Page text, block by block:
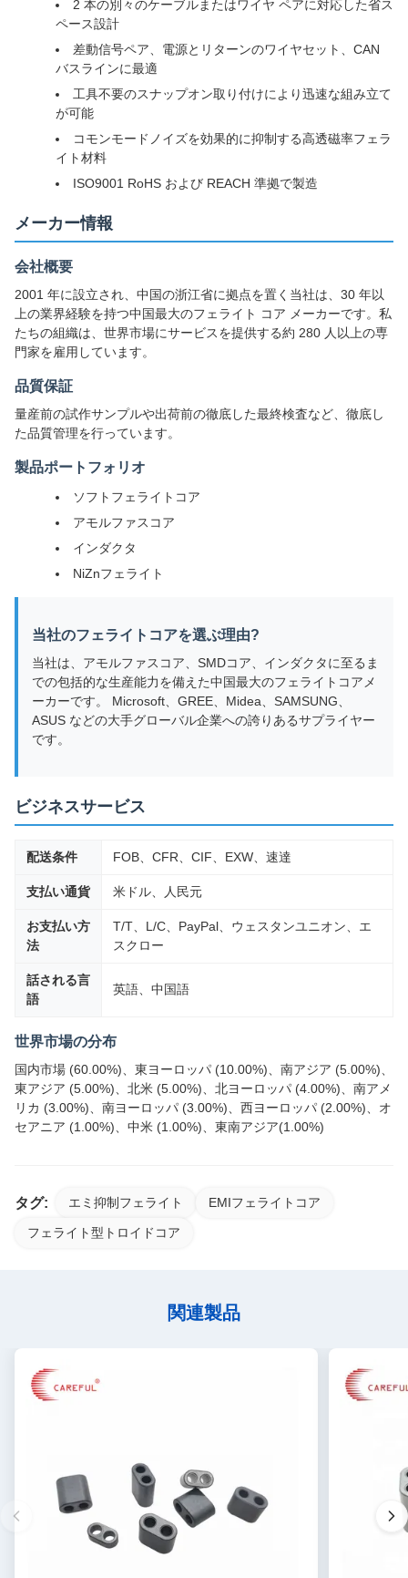
2 本の別々のケーブルまたはワイヤ ペアに対応した省ス
ペース設計
差動信号ペア、電源とリターンのワイヤセット、CAN
バスラインに最適
工具不要のスナップオン取り付けにより迅速な組み立て
が可能
コモンモードノイズを効果的に抑制する高透磁率フェラ
イト材料
ISO9001 RoHS および REACH 準拠で製造
メーカー情報
会社概要
2001 年に設立され、中国の浙江省に拠点を置く当社は、30 年以
上の業界経験を持つ中国最大のフェライト コア メーカーです。私
たちの組織は、世界市場にサービスを提供する約 280 人以上の専
門家を雇用しています。
品質保証
量産前の試作サンプルや出荷前の徹底した最終検査など、徹底し
た品質管理を行っています。
製品ポートフォリオ
ソフトフェライトコア
アモルファスコア
インダクタ
NiZnフェライト
当社のフェライトコアを選ぶ理由?
当社は、アモルファスコア、SMDコア、インダクタに至るま
での包括的な生産能力を備えた中国最大のフェライトコアメ
ーカーです。 Microsoft、GREE、Midea、SAMSUNG、
ASUS などの大手グローバル企業への誇りあるサプライヤー
です。
ビジネスサービス
配送条件 FOB、CFR、CIF、EXW、速達
支払い通貨 米ドル、人民元
お支払い方
法
T/T、L/C、PayPal、ウェスタンユニオン、エ
スクロー
話される言
語
英語、中国語
世界市場の分布
国内市場 (60.00%)、東ヨーロッパ (10.00%)、南アジア (5.00%)、
東アジア (5.00%)、北米 (5.00%)、北ヨーロッパ (4.00%)、南アメ
リカ (3.00%)、南ヨーロッパ (3.00%)、西ヨーロッパ (2.00%)、オ
セアニア (1.00%)、中米 (1.00%)、東南アジア(1.00%)
タグ: エミ抑制フェライト EMIフェライトコア
フェライト型トロイドコア
関連製品